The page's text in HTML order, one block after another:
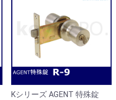
Kシリーズ AGENT 特殊錠